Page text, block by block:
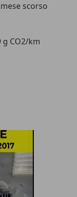
scorso
g CO2/km